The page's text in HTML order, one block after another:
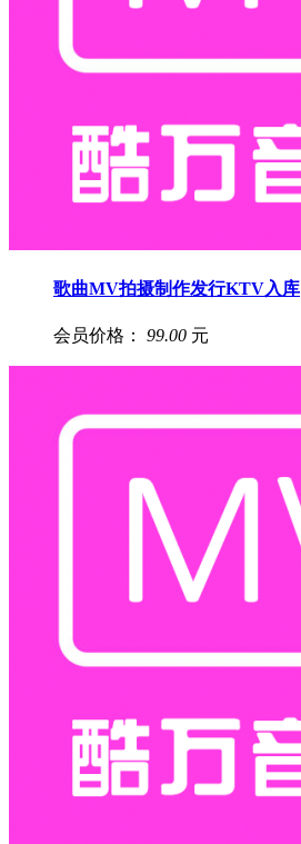
歌曲MV拍摄制作发行KTV入库
会员价格： 99.00 元